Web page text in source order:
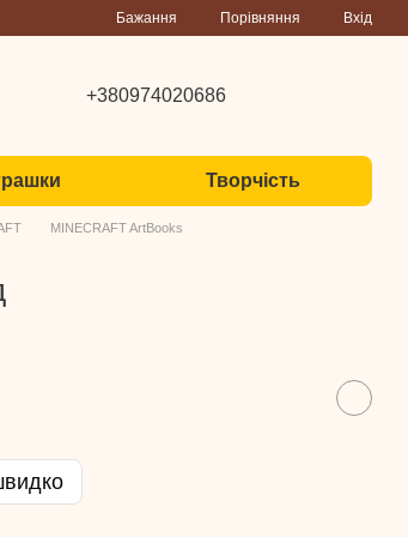
Бажання Порівняння Вхід
+380974020686
Творчість
MINECRAFT ArtBooks